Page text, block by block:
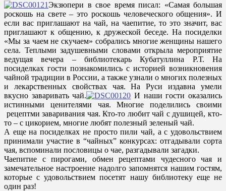
Экзюпери в свое время писал: «Самая большая
роскошь на свете – это роскошь человеческого общения». И
если вас приглашают на чай, на чаепитие, то это значит, вас
приглашают к общению, к дружеской беседе. На посиделки
«Мы за чаем не скучаем» собрались многие женщины нашего
села. Теплыми задушевными словами открыла мероприятие
ведущая вечера – библиотекарь Кубатуллина Р.Т. На
посиделках гости познакомились с историей возникновения
чайной традиции в России, а также узнали о многих полезных
и лекарственных свойствах чая. На Руси издавна умели
вкусно заваривать чай.
И наши гости оказались
истинными ценителями чая. Многие поделились своими
рецептми заваривания чая. Кто-то любит чай с душицей, кто-
то – с цикорием, многие любят полезный зеленый чай.
А еще на посиделках не просто пили чай, а с удовольствием
принимали участие в “чайных” конкурсах: отгадывали сорта
чая, вспоминали пословицы о чае, разгадывали загадки.
Чаепитие с пирогами, обмен рецептами чудесного чая и
замечательное настроение надолго запомнятся нашим гостям,
которые с удовольствием посетят нашу библиотеку еще не
один раз!